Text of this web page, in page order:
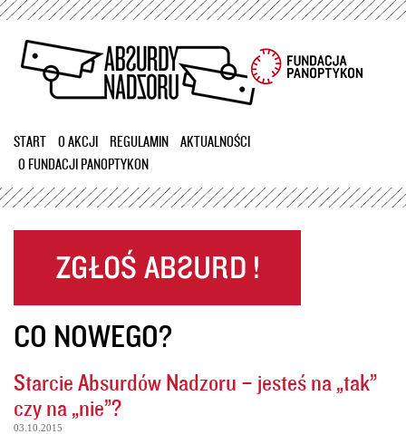
Przejdź
treści
START O AKCJI REGULAMIN
AKTUALNOŚCI
O FUNDACJI PANOPTYKON
CO NOWEGO?
Starcie Absurdów Nadzoru – jesteś na „tak”
czy na „nie”?
03.10.2015